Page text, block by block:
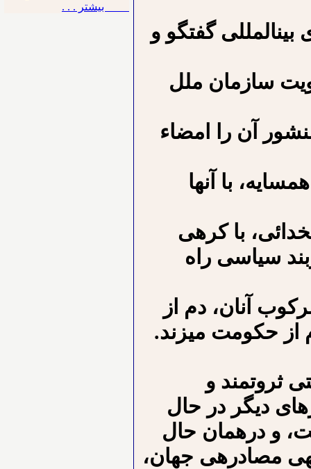
بیشتر . . .
گفتگو و
سازمان ملل
آن را امضاء
با آنها
با کره⁪ی
سیاسی راه
آنان، دم از
از حکومت می⁪زند.
ثروتمند و
دیگر در حال
و درهمان حال
مصادره⁪ی جهان،